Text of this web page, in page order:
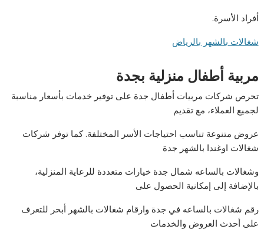
أفراد الأسرة.
شغالات بالشهر بالرياض
مربية أطفال منزلية بجدة
تحرص شركات مربيات أطفال جدة على توفير خدمات بأسعار مناسبة
لجميع العملاء، مع تقديم
عروض متنوعة تناسب احتياجات الأسر المختلفة. كما توفر شركات
شغالات اوغندا بالشهر جدة
وشغالات بالساعه شمال جدة خيارات متعددة للرعاية المنزلية،
بالإضافة إلى إمكانية الحصول على
رقم شغالات بالساعه في جدة وارقام شغالات بالشهر أبحر للتعرف
على أحدث العروض والخدمات